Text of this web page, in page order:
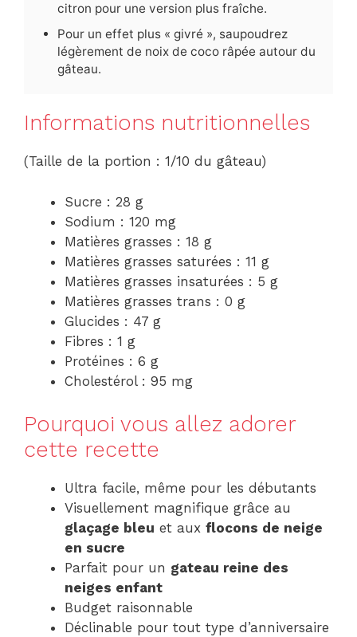
citron pour une version plus fraîche.
Pour un effet plus « givré », saupoudrez
légèrement de noix de coco râpée autour du
gâteau.
Informations nutritionnelles
(Taille de la portion : 1/10 du gâteau)
Sucre : 28 g
Sodium : 120 mg
Matières grasses : 18 g
Matières grasses saturées : 11 g
Matières grasses insaturées : 5 g
Matières grasses trans : 0 g
Glucides : 47 g
Fibres : 1 g
Protéines : 6 g
Cholestérol : 95 mg
Pourquoi vous allez adorer
cette recette
Ultra facile, même pour les débutants
Visuellement magnifique grâce au
glaçage bleu et aux flocons de neige
en sucre
Parfait pour un gateau reine des
neiges enfant
Budget raisonnable
Déclinable pour tout type d’anniversaire